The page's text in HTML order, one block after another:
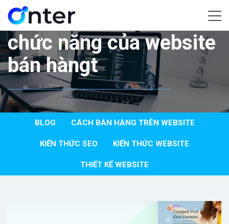
Home /chức năng của website bán hàngt
chức năng của website
bán hàngt
BLOG CÁCH BÁN HÀNG TRÊN WEBSITE
KIẾN THỨC SEO KIẾN THỨC WEBSITE
THIẾT KẾ WEBSITE